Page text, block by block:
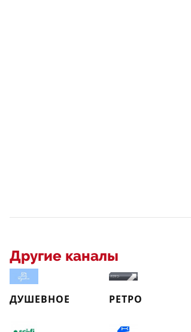
Другие каналы
ДУШЕВНОЕ РЕТРО